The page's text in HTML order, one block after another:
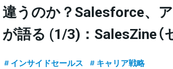
違うのか？Salesforce、
が語る (1/3)：SalesZine（
インサイドセールス キャリア戦略